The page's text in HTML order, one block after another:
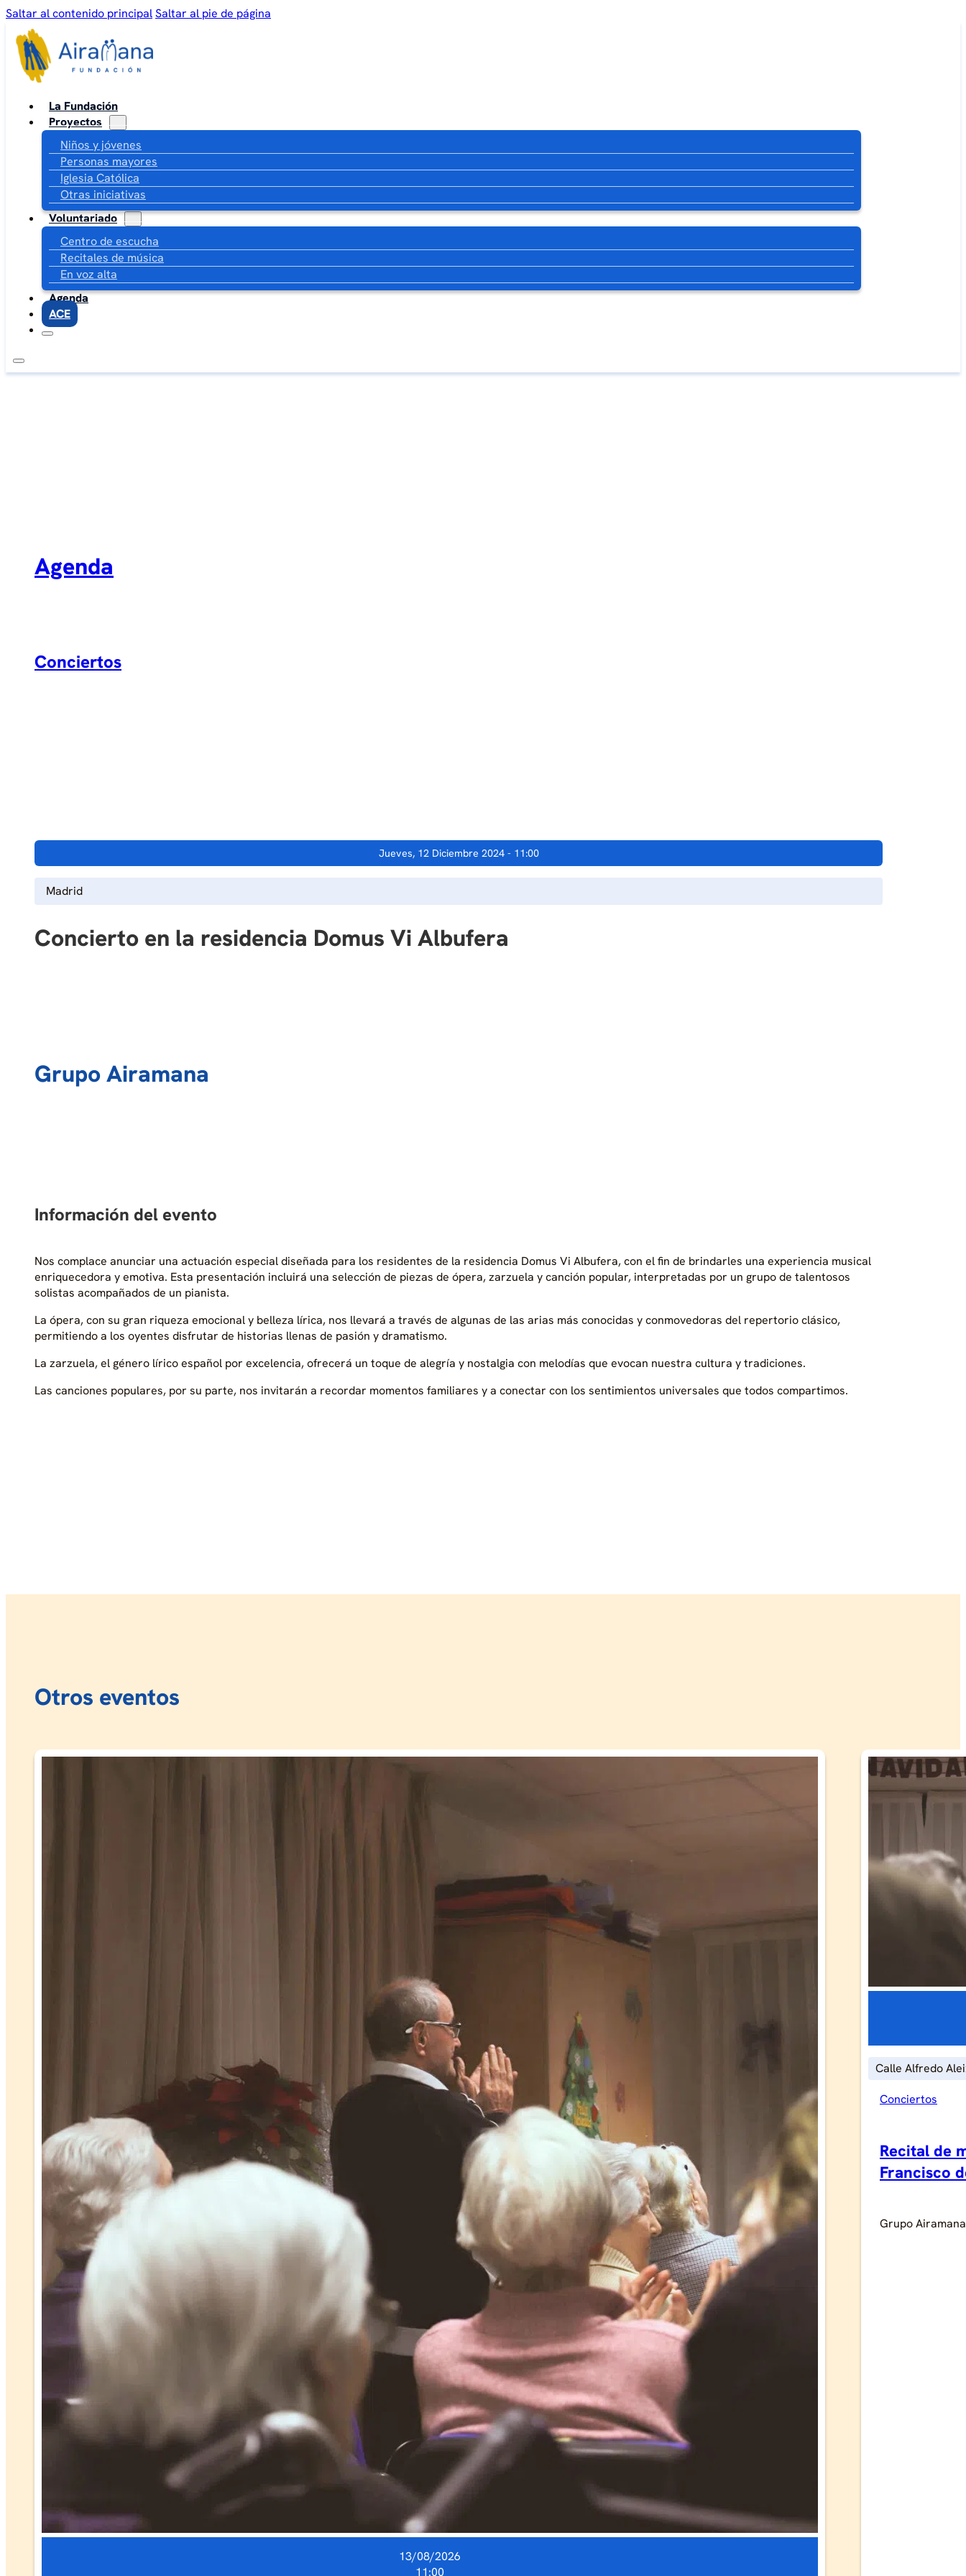
Saltar al contenido principalSaltar al pie de página
La Fundación
Proyectos
Niños y jóvenes
Personas mayores
Iglesia Católica
Otras iniciativas
Voluntariado
Centro de escucha
Recitales de música
En voz alta
Agenda
ACE
Agenda
Conciertos
Jueves, 12 Diciembre 2024 - 11:00
Madrid
Concierto en la residencia Domus Vi Albufera
Grupo Airamana
Información del evento
Nos complace anunciar una actuación especial diseñada para los residentes de la residencia Domus Vi Albufera, con el fin de brindarles una experiencia musical
enriquecedora y emotiva. Esta presentación incluirá una selección de piezas de ópera, zarzuela y canción popular, interpretadas por un grupo de talentosos
solistas acompañados de un pianista.
La ópera, con su gran riqueza emocional y belleza lírica, nos llevará a través de algunas de las arias más conocidas y conmovedoras del repertorio clásico,
permitiendo a los oyentes disfrutar de historias llenas de pasión y dramatismo.
La zarzuela, el género lírico español por excelencia, ofrecerá un toque de alegría y nostalgia con melodías que evocan nuestra cultura y tradiciones.
Las canciones populares, por su parte, nos invitarán a recordar momentos familiares y a conectar con los sentimientos universales que todos compartimos.
Otros eventos
13/08/2026
11:00
Calle Alfredo
Conciertos
Recital de
Francisco
Grupo Airamana